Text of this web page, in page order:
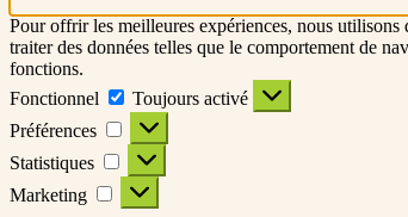
Pour offrir les meilleures expériences, nous utilisons
traiter des données telles que le comportement de
fonctions.
Fonctionnel
Fonctionnel
Toujours activé
Préférences
Préférences
Statistiques Statistiques
Marketing Marketing